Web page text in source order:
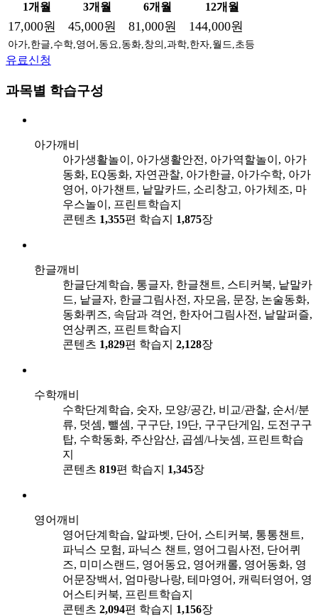
1개월 3개월 6개월 12개월
17,000원 45,000원 81,000원 144,000원
아가,한글,수학,영어,동요,동화,창의,과학,한자,월드,초등
유료신청
과목별 학습구성
아가깨비
아가생활놀이, 아가생활안전, 아가역할놀이, 아가
동화, EQ동화, 자연관찰, 아가한글, 아가수학, 아가
영어, 아가챈트, 낱말카드, 소리창고, 아가체조, 마
우스놀이, 프린트학습지
콘텐츠 1,355편 학습지 1,875장
한글깨비
한글단계학습, 통글자, 한글챈트, 스티커북, 낱말카
드, 낱글자, 한글그림사전, 자모음, 문장, 논술동화,
동화퀴즈, 속담과 격언, 한자어그림사전, 낱말퍼즐,
연상퀴즈, 프린트학습지
콘텐츠 1,829편 학습지 2,128장
수학깨비
수학단계학습, 숫자, 모양/공간, 비교/관찰, 순서/분
류, 덧셈, 뺄셈, 구구단, 19단, 구구단게임, 도전구구
탑, 수학동화, 주산암산, 곱셈/나눗셈, 프린트학습
지
콘텐츠 819편 학습지 1,345장
영어깨비
영어단계학습, 알파벳, 단어, 스티커북, 통통챈트,
파닉스 모험, 파닉스 챈트, 영어그림사전, 단어퀴
즈, 미미스랜드, 영어동요, 영어캐롤, 영어동화, 영
어문장백서, 엄마랑나랑, 테마영어, 캐릭터영어, 영
어스티커북, 프린트학습지
콘텐츠 2,094편 학습지 1,156장